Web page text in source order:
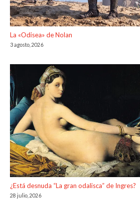
La «Odisea» de Nolan
3 agosto, 2026
¿Está desnuda “La gran odalisca” de Ingres?
28 julio, 2026